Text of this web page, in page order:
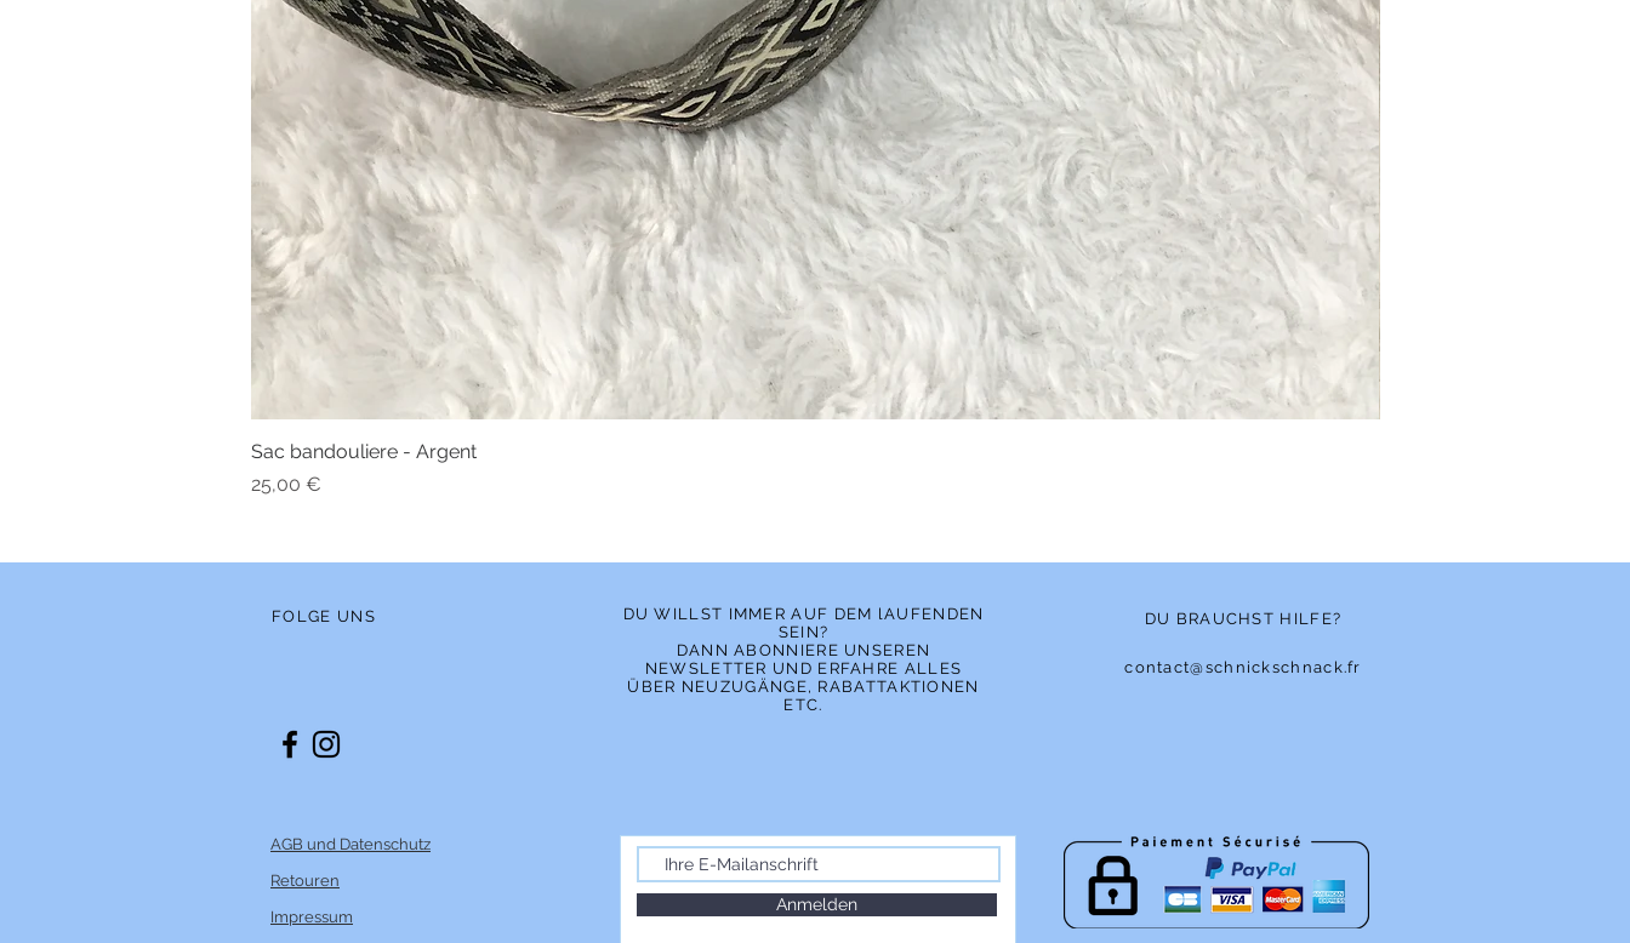
Sac bandouliere - Argent
Preis
25,00 €
FOLGE UNS
DU WILLST IMMER AUF DEM lAUFENDEN
SEIN?
DANN ABONNIERE UNSEREN
NEWSLETTER UND ERFAHRE ALLES
ÜBER NEUZUGÄNGE, RABATTAKTIONEN
ETC.
DU BRAUCHST HILFE?
contact@schnickschnack.fr
AGB und Datenschutz
Retouren
Impressum
Anmelden